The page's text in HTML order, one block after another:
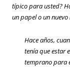
típico para usted?
un papel o un
Hace años,
tenía que estar
temprano para